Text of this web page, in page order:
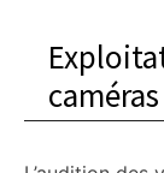
caméras